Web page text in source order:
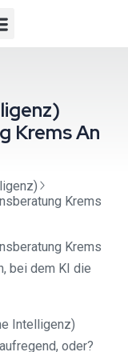
Krems An
Krems
Krems
bei dem KI die
Intelligenz)
oder?